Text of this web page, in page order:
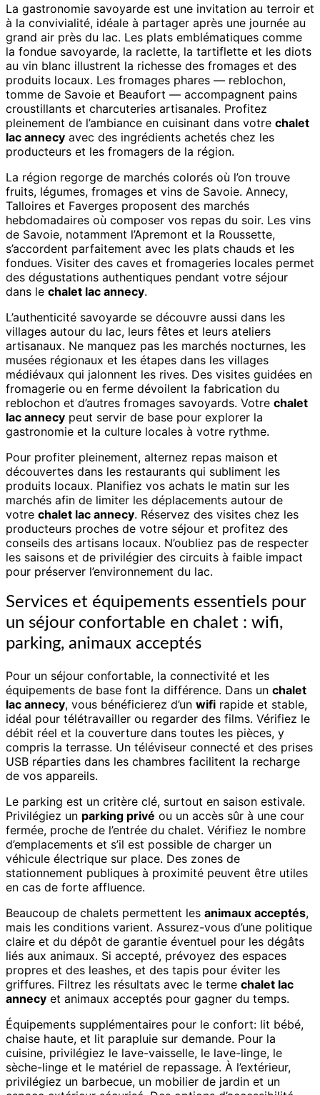
La gastronomie savoyarde est une invitation au terroir et
à la convivialité, idéale à partager après une journée au
grand air près du lac. Les plats emblématiques comme
la fondue savoyarde, la raclette, la tartiflette et les diots
au vin blanc illustrent la richesse des fromages et des
produits locaux. Les fromages phares — reblochon,
tomme de Savoie et Beaufort — accompagnent pains
croustillants et charcuteries artisanales. Profitez
pleinement de l’ambiance en cuisinant dans votre chalet
lac annecy avec des ingrédients achetés chez les
producteurs et les fromagers de la région.
La région regorge de marchés colorés où l’on trouve
fruits, légumes, fromages et vins de Savoie. Annecy,
Talloires et Faverges proposent des marchés
hebdomadaires où composer vos repas du soir. Les vins
de Savoie, notamment l’Apremont et la Roussette,
s’accordent parfaitement avec les plats chauds et les
fondues. Visiter des caves et fromageries locales permet
des dégustations authentiques pendant votre séjour
dans le chalet lac annecy.
L’authenticité savoyarde se découvre aussi dans les
villages autour du lac, leurs fêtes et leurs ateliers
artisanaux. Ne manquez pas les marchés nocturnes, les
musées régionaux et les étapes dans les villages
médiévaux qui jalonnent les rives. Des visites guidées en
fromagerie ou en ferme dévoilent la fabrication du
reblochon et d’autres fromages savoyards. Votre chalet
lac annecy peut servir de base pour explorer la
gastronomie et la culture locales à votre rythme.
Pour profiter pleinement, alternez repas maison et
découvertes dans les restaurants qui subliment les
produits locaux. Planifiez vos achats le matin sur les
marchés afin de limiter les déplacements autour de
votre chalet lac annecy. Réservez des visites chez les
producteurs proches de votre séjour et profitez des
conseils des artisans locaux. N’oubliez pas de respecter
les saisons et de privilégier des circuits à faible impact
pour préserver l’environnement du lac.
Services et équipements essentiels pour
un séjour confortable en chalet : wifi,
parking, animaux acceptés
Pour un séjour confortable, la connectivité et les
équipements de base font la différence. Dans un chalet
lac annecy, vous bénéficierez d’un wifi rapide et stable,
idéal pour télétravailler ou regarder des films. Vérifiez le
débit réel et la couverture dans toutes les pièces, y
compris la terrasse. Un téléviseur connecté et des prises
USB réparties dans les chambres facilitent la recharge
de vos appareils.
Le parking est un critère clé, surtout en saison estivale.
Privilégiez un parking privé ou un accès sûr à une cour
fermée, proche de l’entrée du chalet. Vérifiez le nombre
d’emplacements et s’il est possible de charger un
véhicule électrique sur place. Des zones de
stationnement publiques à proximité peuvent être utiles
en cas de forte affluence.
Beaucoup de chalets permettent les animaux acceptés,
mais les conditions varient. Assurez-vous d’une politique
claire et du dépôt de garantie éventuel pour les dégâts
liés aux animaux. Si accepté, prévoyez des espaces
propres et des leashes, et des tapis pour éviter les
griffures. Filtrez les résultats avec le terme chalet lac
annecy et animaux acceptés pour gagner du temps.
Équipements supplémentaires pour le confort: lit bébé,
chaise haute, et lit parapluie sur demande. Pour la
cuisine, privilégiez le lave-vaisselle, le lave-linge, le
sèche-linge et le matériel de repassage. À l’extérieur,
privilégiez un barbecue, un mobilier de jardin et un